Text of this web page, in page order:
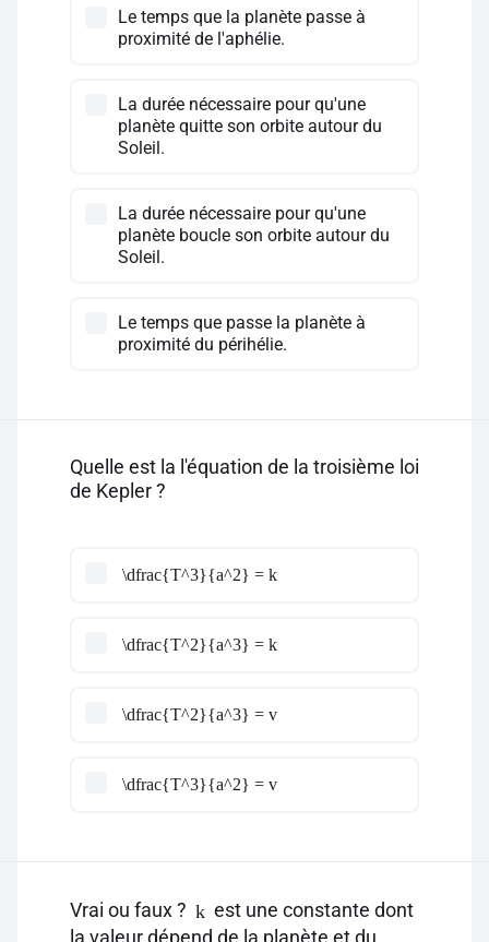
Le temps que la planète passe à
proximité de l'aphélie.
La durée nécessaire pour qu'une
planète quitte son orbite autour du
Soleil.
La durée nécessaire pour qu'une
planète boucle son orbite autour du
Soleil.
Le temps que passe la planète à
proximité du périhélie.
Quelle est la l'équation de la troisième loi
de Kepler ?
\dfrac{T^3}{a^2} = k
\dfrac{T^2}{a^3} = k
\dfrac{T^2}{a^3} = v
\dfrac{T^3}{a^2} = v
Vrai ou faux ? k est une constante dont
la valeur dépend de la planète et du